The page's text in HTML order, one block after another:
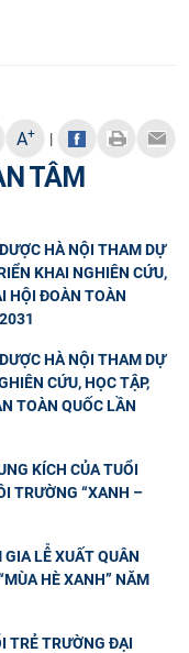
A+ |
TÂM
HÀ NỘI THAM DỰ
KHAI NGHIÊN CỨU,
HỘI ĐOÀN TOÀN
HÀ NỘI THAM DỰ
CỨU, HỌC TẬP,
TOÀN QUỐC LẦN
KÍCH CỦA TUỔI
TRƯỜNG “XANH –
LỄ XUẤT QUÂN
HÈ XANH” NĂM
TRẺ TRƯỜNG ĐẠI